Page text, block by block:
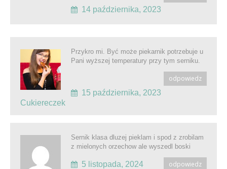
14 października, 2023
Cukiereczek
Przykro mi. Być może piekarnik potrzebuje u
Pani wyższej temperatury przy tym serniku.
odpowiedz
15 października, 2023
Sernik klasa dluzej pieklam i spod z zrobilam
z mielonych orzechow ale wyszedl boski
odpowiedz
5 listopada, 2024